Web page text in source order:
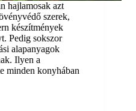
hajlamosak azt
szerek,
készítmények
Pedig sokszor
alapanyagok
Ilyen a
minden konyhában